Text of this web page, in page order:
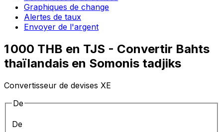
Graphiques de change
Alertes de taux
Envoyer de l'argent
1 000 THB en TJS - Convertir Bahts
thaïlandais en Somonis tadjiks
Convertisseur de devises XE
De
De